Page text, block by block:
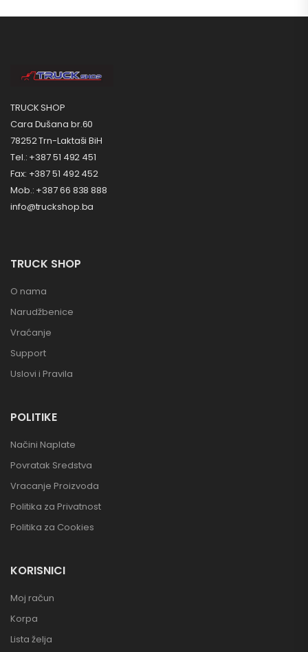
TRUCK SHOP
Cara Dušana br.60
78252 Trn-Laktaši BiH
Tel.: +387 51 492 451
Fax: +387 51 492 452
Mob.: +387 66 838 888
info@truckshop.ba
TRUCK SHOP
O nama
Narudžbenice
Vraćanje
Support
Uslovi i Pravila
POLITIKE
Načini Naplate
Povratak Sredstva
Vracanje Proizvoda
Politika za Privatnost
Politika za Cookies
KORISNICI
Moj račun
Korpa
Lista želja